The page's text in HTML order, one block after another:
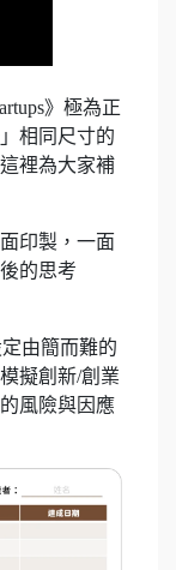
》極為正
相同尺寸的
裡為大家補
印製，一面
的思考
由簡而難的
擬創新/創業
風險與因應